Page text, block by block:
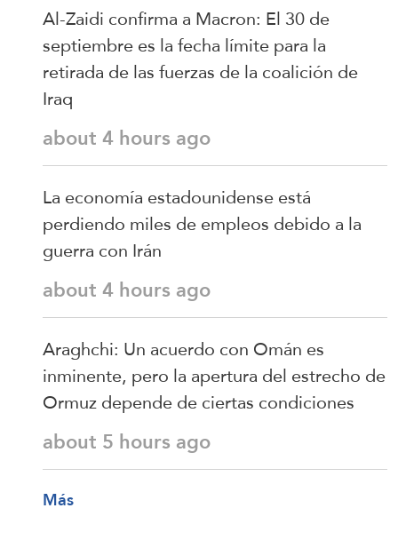
Al-Zaidi confirma a Macron: El 30 de
septiembre es la fecha límite para la
retirada de las fuerzas de la coalición de
Iraq
about 4 hours ago
La economía estadounidense está
perdiendo miles de empleos debido a la
guerra con Irán
about 4 hours ago
Araghchi: Un acuerdo con Omán es
inminente, pero la apertura del estrecho de
Ormuz depende de ciertas condiciones
about 5 hours ago
Más